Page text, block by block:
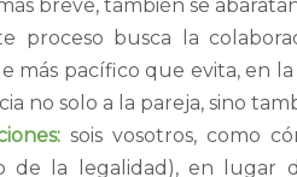
breve, también se
proceso busca la
más pacífico que evita, en
no solo a la pareja, sino
sois vosotros, como
de la legalidad), en lugar